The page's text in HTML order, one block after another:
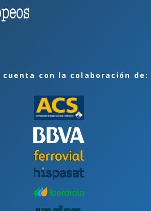
cuenta con la colaboración de: